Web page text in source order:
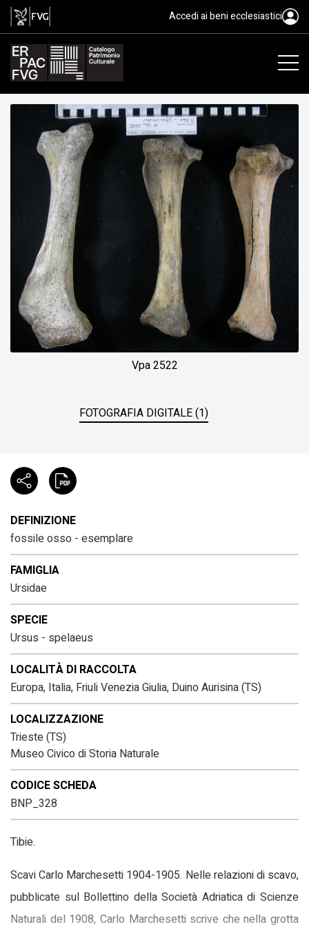
fossile, Animalia, Mammalia
Accedi ai beni ecclesiastici
Vpa 2522
FOTOGRAFIA DIGITALE (1)
DEFINIZIONE
fossile osso - esemplare
FAMIGLIA
Ursidae
SPECIE
Ursus - spelaeus
LOCALITÀ DI RACCOLTA
Europa, Italia, Friuli Venezia Giulia, Duino Aurisina (TS)
LOCALIZZAZIONE
Trieste (TS)
Museo Civico di Storia Naturale
CODICE SCHEDA
BNP_328
Tibie.
Scavi Carlo Marchesetti 1904-1905. Nelle relazioni di scavo,
pubblicate sul Bollettino della Società Adriatica di Scienze
Naturali del 1908, Carlo Marchesetti scrive che nella grotta